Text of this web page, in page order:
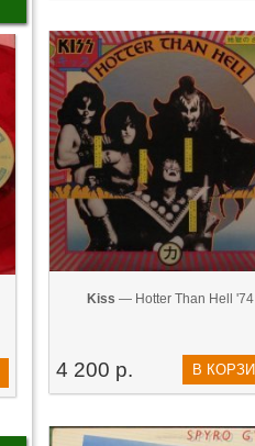
Kiss — Hotter Than Hell '74
4 200 р. В